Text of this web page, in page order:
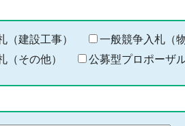
る
キ
ー
ー
（建設工事） 一般競争入札（物
（その他）
公募型プロポーザ